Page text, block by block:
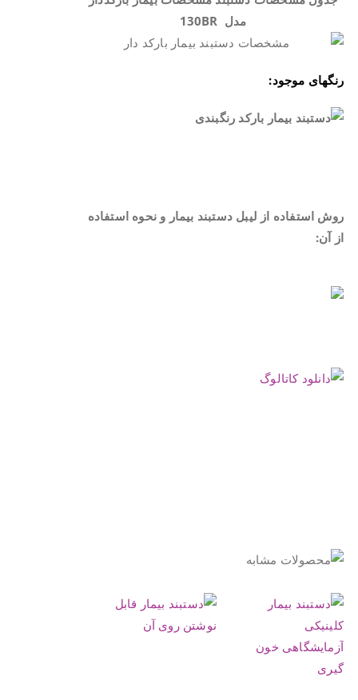
مدل 130BR
رنگهای موجود:
روش استفاده از لیبل دستبند بیمار و نحوه استفاده
از آن: